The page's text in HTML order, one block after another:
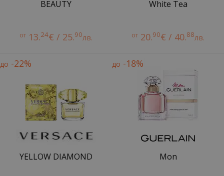
BEAUTY
от 13.24€ / 25.90лв.
White Tea
от 20.90€ / 40.88лв.
до -22%
YELLOW DIAMOND
до -18%
Mon